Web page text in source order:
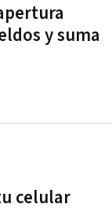
y suma
celular